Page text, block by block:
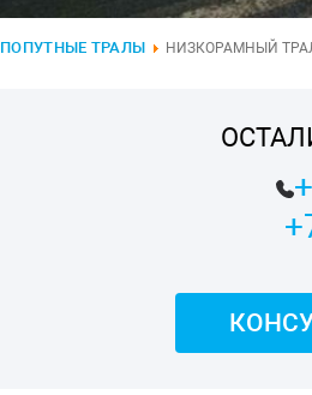
ПОПУТНЫЕ ТРАЛЫ НИЗКОРАМНЫЙ